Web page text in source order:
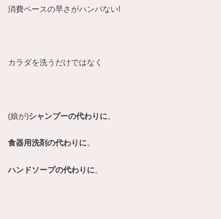
消費ペースの早さがハンパない!
カラダを洗うだけではなく
(娘が)シャンプーの代わりに。
食器用洗剤の代わりに。
ハンドソープの代わりに。